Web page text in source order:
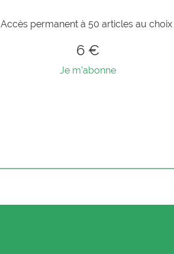
Accès permanent à 50 articles au choix
6 €
Je m'abonne